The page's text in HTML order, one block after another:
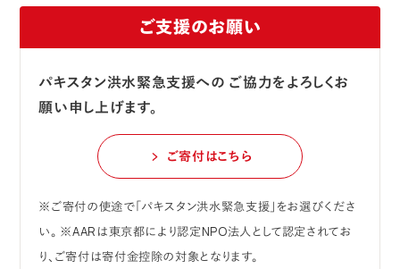
ご支援のお願い
パキスタン洪水緊急支援への ご協力をよろしくお
願い申し上げます。
ご寄付はこちら
※ご寄付の使途で「パキスタン洪水緊急支援」をお選びくださ
い。 ※AARは東京都により認定NPO法人として認定されてお
り、ご寄付は寄付金控除の対象となります。